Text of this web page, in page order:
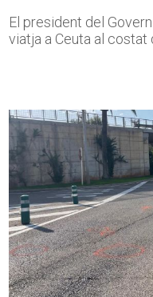
El president del
viatja a Ceuta al